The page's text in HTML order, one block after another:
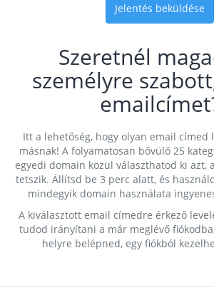
Jelentés beküldése
Szeretnél
személyre
Itt a lehetőség, hogy olyan email címed
másnak! A folyamatosan bővülő 25
egyedi domain közül választhatod ki azt,
tetszik. Állítsd be 3 perc alatt, és
mindegyik domain használata
A kiválasztott email címedre érkező
tudod irányítani a már meglévő
helyre belépned, egy fiókból